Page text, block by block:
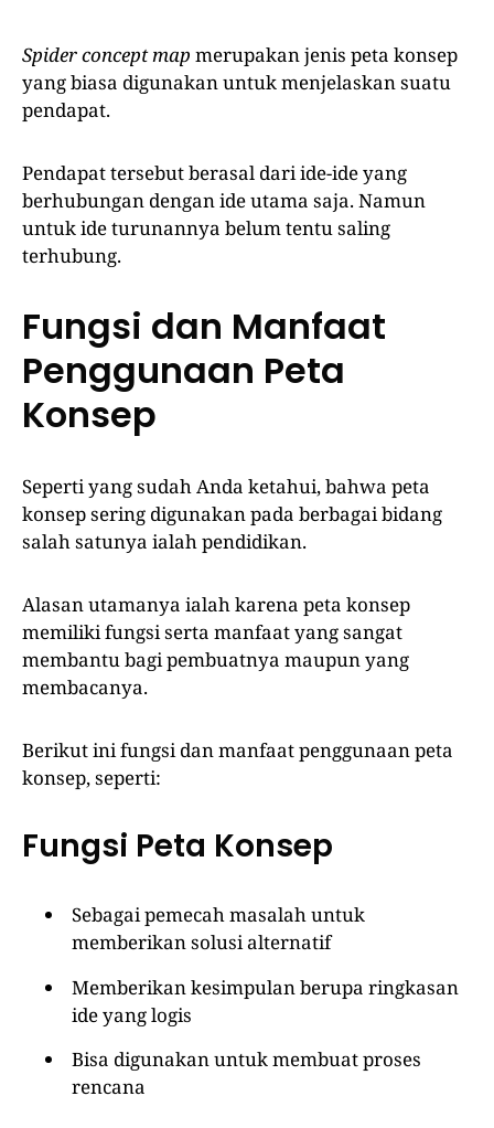
Spider concept map merupakan jenis peta konsep
yang biasa digunakan untuk menjelaskan suatu
pendapat.
Pendapat tersebut berasal dari ide-ide yang
berhubungan dengan ide utama saja. Namun
untuk ide turunannya belum tentu saling
terhubung.
Fungsi dan Manfaat
Penggunaan Peta
Konsep
Seperti yang sudah Anda ketahui, bahwa peta
konsep sering digunakan pada berbagai bidang
salah satunya ialah pendidikan.
Alasan utamanya ialah karena peta konsep
memiliki fungsi serta manfaat yang sangat
membantu bagi pembuatnya maupun yang
membacanya.
Berikut ini fungsi dan manfaat penggunaan peta
konsep, seperti:
Fungsi Peta Konsep
Sebagai pemecah masalah untuk
memberikan solusi alternatif
Memberikan kesimpulan berupa ringkasan
ide yang logis
Bisa digunakan untuk membuat proses
rencana